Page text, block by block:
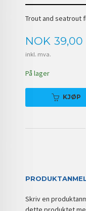
Trout and seatrout
Pris
NOK 39,00
inkl. mva.
På lager
KJØP
Skriv en